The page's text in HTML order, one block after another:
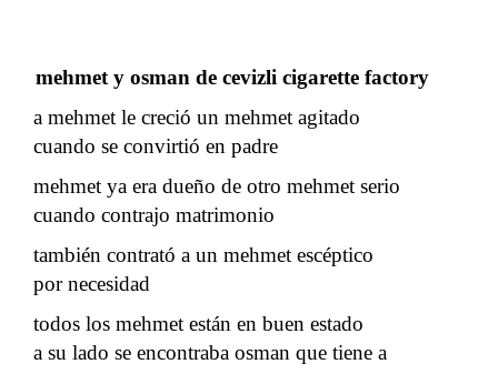
mehmet y osman de cevizli cigarette factory
a mehmet le creció un mehmet agitado
cuando se convirtió en padre
mehmet ya era dueño de otro mehmet serio
cuando contrajo matrimonio
también contrató a un mehmet escéptico
por necesidad
todos los mehmet están en buen estado
a su lado se encontraba osman que tiene a